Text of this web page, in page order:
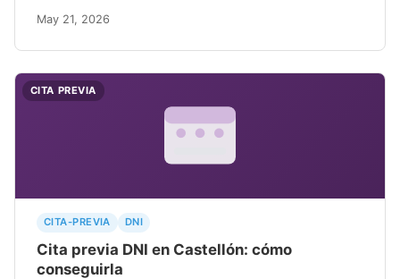
May 21, 2026
CITA PREVIA
CITA-PREVIA DNI
Cita previa DNI en Castellón: cómo
conseguirla